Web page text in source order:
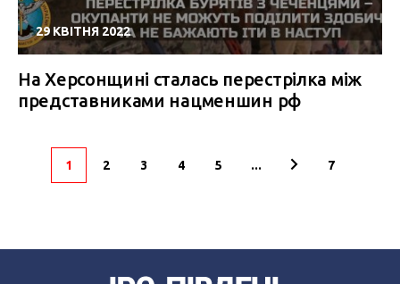
29 КВІТНЯ 2022
На Херсонщині сталась перестрілка між
представниками нацменшин рф
1 2 3 4 5 ... 7